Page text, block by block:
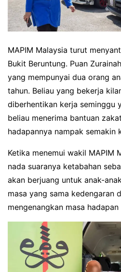
MAPIM Malaysia turut
Bukit Beruntung. Puan
yang mempunyai dua orang
tahun. Beliau yang bekerja
diberhentikan kerja seminggu
beliau menerima bantuan
hadapannya nampak semakin
Ketika menemui wakil MAPIM
nada suaranya ketabahan
akan berjuang untuk anak-
masa yang sama kedengaran
mengenangkan masa